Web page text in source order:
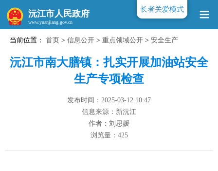
沅江市人民政府
当前位置： 首页 > 信息公开 > 重点领域公开 > 安全生产
沅江市南大膳镇：扎实开展加油站安全
生产专项检查
发布时间：2025-03-12 10:47
信息来源：新沅江
作者：刘思媛
浏览量： 425
长者关爱模式